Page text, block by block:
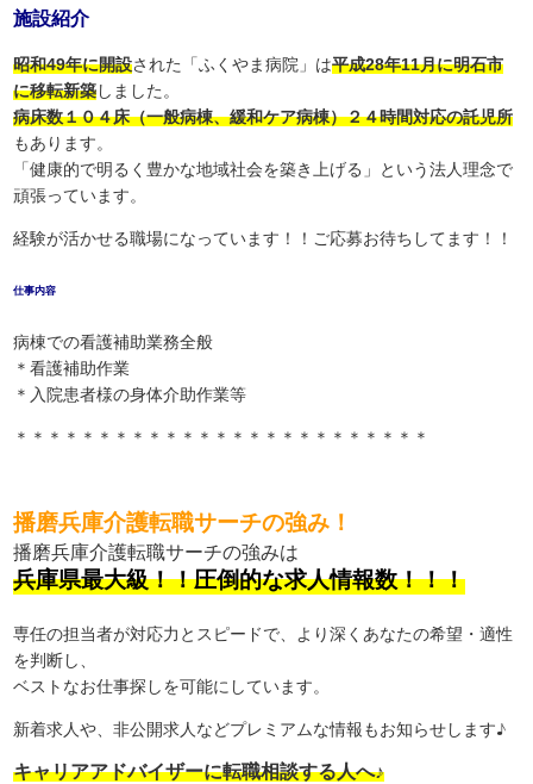
施設紹介
昭和49年に開設された「ふくやま病院」は平成28年11月に明石市
に移転新築しました。
病床数１０４床（一般病棟、緩和ケア病棟）２４時間対応の託児所
もあります。
「健康的で明るく豊かな地域社会を築き上げる」という法人理念で
頑張っています。
経験が活かせる職場になっています！！ご応募お待ちしてます！！
仕事内容
病棟での看護補助業務全般
＊看護補助作業
＊入院患者様の身体介助作業等
＊＊＊＊＊＊＊＊＊＊＊＊＊＊＊＊＊＊＊＊＊＊＊＊＊
播磨兵庫介護転職サーチの強み！
播磨兵庫介護転職サーチの強みは
兵庫県最大級！！圧倒的な求人情報数！！！
専任の担当者が対応力とスピードで、より深くあなたの希望・適性
を判断し、
ベストなお仕事探しを可能にしています。
新着求人や、非公開求人などプレミアムな情報もお知らせします♪
キャリアアドバイザーに転職相談する人へ♪